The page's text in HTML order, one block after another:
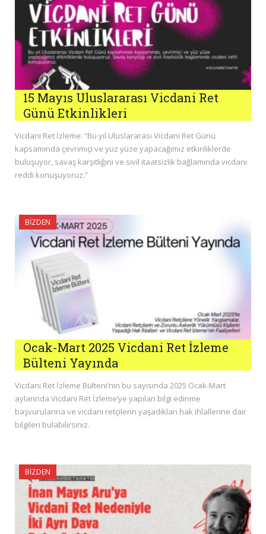
15 Mayıs Uluslararası Vicdani Ret
Günü Etkinlikleri
Vicdani Ret İzleme: “Bu yıl Uluslararası Vicdani Ret Günü
kapsamında çevrimiçi ve yüz yüze yapacağımız etkinliklerde
buluşuyor, savaş karşıtlığını ve sivil itaatsizlik bağlamında vicdani
reddi konuşuyoruz.”
BIZDEN
Ocak-Mart 2025 Vicdani Ret İzleme
Bülteni Yayında
Vicdani Ret İzleme Bülteni’nin bu sayısında 2025 Ocak-Mart
aylarında Vicdani Ret İzleme’ye yapılan bilgi edinme
başvurularına ve vicdani retçilerin yaşadıkları hak ihlallerine dair
bilgileri bulabilirsiniz.
BIZDEN